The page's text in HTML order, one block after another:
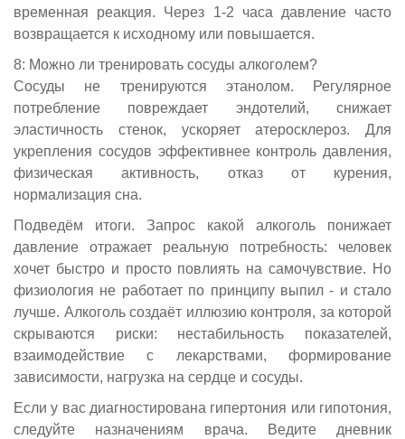
временная реакция. Через 1-2 часа давление часто
возвращается к исходному или повышается.
8: Можно ли тренировать сосуды алкоголем?
Сосуды не тренируются этанолом. Регулярное
потребление повреждает эндотелий, снижает
эластичность стенок, ускоряет атеросклероз. Для
укрепления сосудов эффективнее контроль давления,
физическая активность, отказ от курения,
нормализация сна.
Подведём итоги. Запрос какой алкоголь понижает
давление отражает реальную потребность: человек
хочет быстро и просто повлиять на самочувствие. Но
физиология не работает по принципу выпил - и стало
лучше. Алкоголь создаёт иллюзию контроля, за которой
скрываются риски: нестабильность показателей,
взаимодействие с лекарствами, формирование
зависимости, нагрузка на сердце и сосуды.
Если у вас диагностирована гипертония или гипотония,
следуйте назначениям врача. Ведите дневник